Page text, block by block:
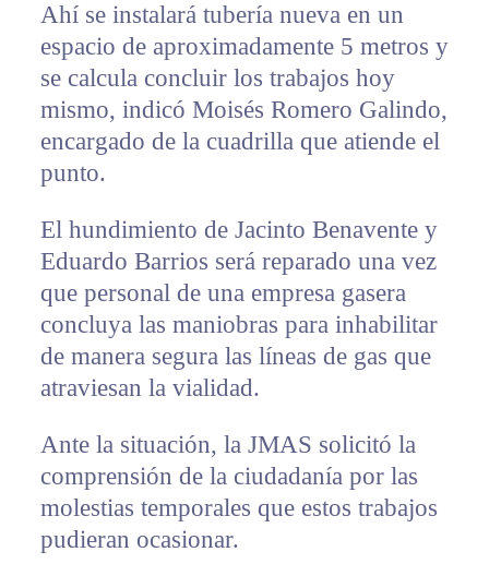
Ahí se instalará tubería nueva en un
espacio de aproximadamente 5 metros y
se calcula concluir los trabajos hoy
mismo, indicó Moisés Romero Galindo,
encargado de la cuadrilla que atiende el
punto.
El hundimiento de Jacinto Benavente y
Eduardo Barrios será reparado una vez
que personal de una empresa gasera
concluya las maniobras para inhabilitar
de manera segura las líneas de gas que
atraviesan la vialidad.
Ante la situación, la JMAS solicitó la
comprensión de la ciudadanía por las
molestias temporales que estos trabajos
pudieran ocasionar.